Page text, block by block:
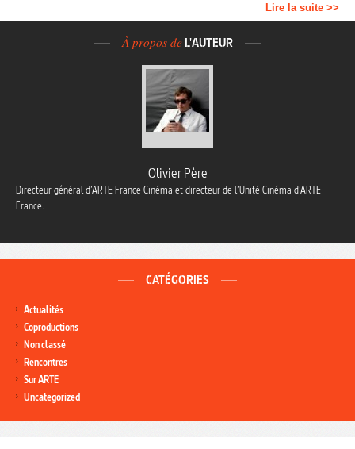
Lire la suite >>
À propos de L'AUTEUR
Olivier Père
Directeur général d’ARTE France Cinéma et directeur de l’Unité Cinéma d’ARTE
France.
CATÉGORIES
Actualités
Coproductions
Non classé
Rencontres
Sur ARTE
Uncategorized